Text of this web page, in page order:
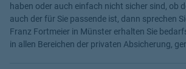
haben oder auch einfach nicht sicher sind, ob
auch der für Sie passende ist, dann sprechen
Franz Fortmeier in Münster erhalten Sie
in allen Bereichen der privaten Absicherung,